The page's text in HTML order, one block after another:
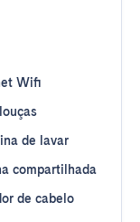
Wifi
de lavar
compartilhada
de cabelo